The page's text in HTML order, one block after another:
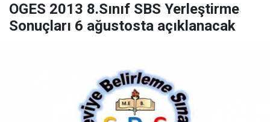
OGES 2013 8.Sınıf SBS Yerleştirme
Sonuçları 6 ağustosta açıklanacak